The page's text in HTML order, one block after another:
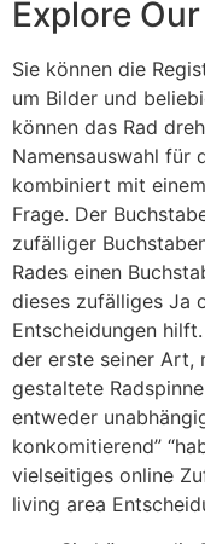
Explore
Sie können die
um Bilder und
können das Rad
Namensauswahl für
kombiniert mit
Frage. Der
zufälliger
Rades einen
dieses zufälliges Ja
Entscheidungen
der erste seiner Art,
gestaltete
entweder
konkomitierend”
vielseitiges online
living area